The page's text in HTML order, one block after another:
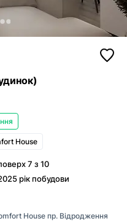
House
7 з 10
рік побудови
House пр. Відродження